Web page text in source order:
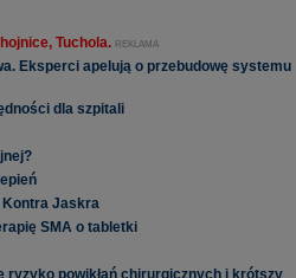
Tuchola. REKLAMA
Eksperci apelują o przebudowę systemu
dla szpitali
Kontra Jaskra
SMA o tabletki
ryzyko powikłań chirurgicznych i krótszy